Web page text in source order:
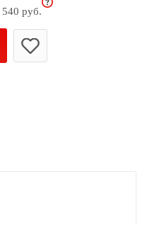
540 руб.